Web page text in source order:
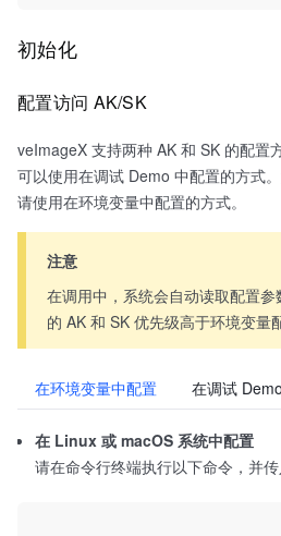
初始化
配置访问 AK/SK
veImageX 支持两种 AK 和 SK 的配置
可以使用在调试 Demo 中配置的方式
请使用在环境变量中配置的方式。
注意
在调用中，系统会自动读取配置
的 AK 和 SK 优先级高于环境变量
在环境变量中配置 在调试
在 Linux 或 macOS 系统中配置
请在命令行终端执行以下命令，并传